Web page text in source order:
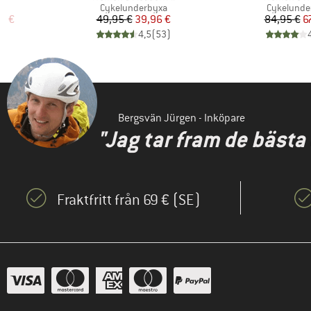
pris
€
Produktgrupp
Cykelunderbyxa
Pris
49,95 €Reducerat pris
39,96 €
4,5(53)
84,95 €
Bergsvän Jürgen - Inköpare
"Jag tar fram de
Fraktfritt från 69 € (SE)